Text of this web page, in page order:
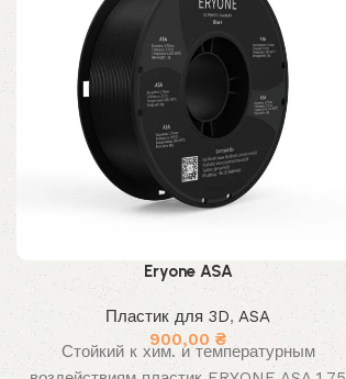
Eryone ASA
Пластик для 3D,ASA
900,00₴
Стойкий к хим. и температурным